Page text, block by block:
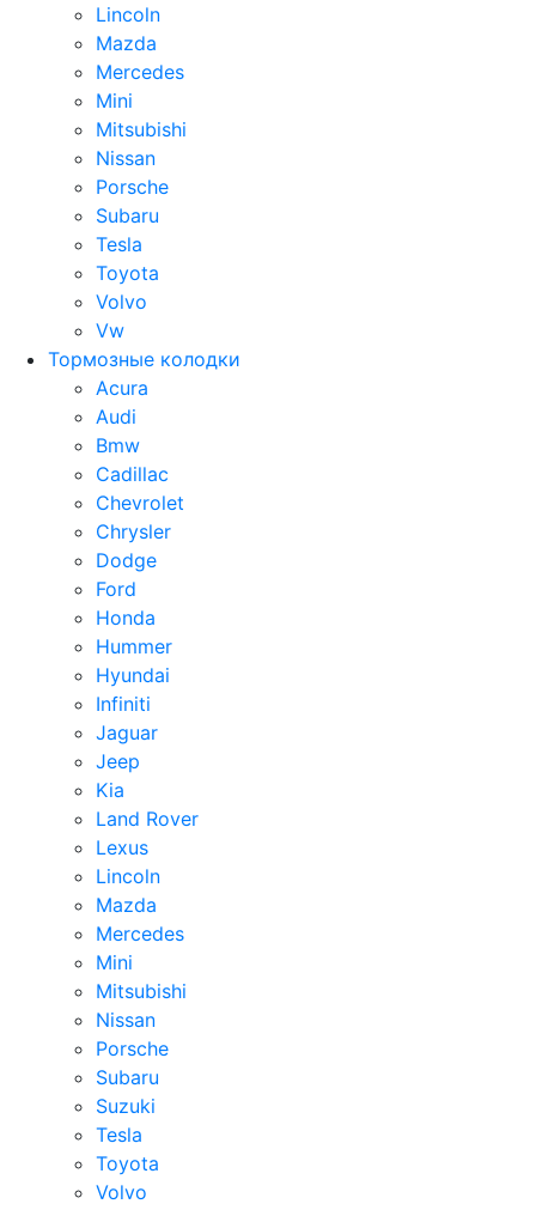
Lincoln
Mazda
Mercedes
Mini
Mitsubishi
Nissan
Porsche
Subaru
Tesla
Toyota
Volvo
Vw
Тормозные колодки
Acura
Audi
Bmw
Cadillac
Chevrolet
Chrysler
Dodge
Ford
Honda
Hummer
Hyundai
Infiniti
Jaguar
Jeep
Kia
Land Rover
Lexus
Lincoln
Mazda
Mercedes
Mini
Mitsubishi
Nissan
Porsche
Subaru
Suzuki
Tesla
Toyota
Volvo